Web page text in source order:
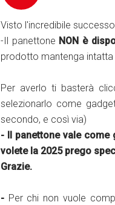
Visto l'incredibile
-Il panettone NON è
prodotto mantenga
Per averlo ti basterà
selezionarlo come
secondo, e così via)
- Il panettone vale come
volete la 2025 prego
Grazie.
- Per chi non vuole